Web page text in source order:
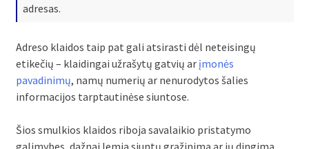
adresas.
Adreso klaidos taip pat gali atsirasti dėl neteisingų
etikečių – klaidingai užrašytų gatvių ar įmonės
pavadinimų, namų numerių ar nenurodytos šalies
informacijos tarptautinėse siuntose.
Šios smulkios klaidos riboja savalaikio pristatymo